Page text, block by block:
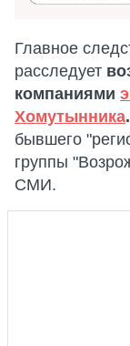
Главное
расследует
компаниями
Хомутынника.
бывшего
группы
СМИ.